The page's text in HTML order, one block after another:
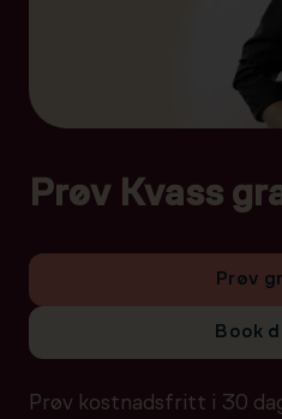
Prøv Kvass
Prøv
Book
Prøv kostnadsfritt i 30